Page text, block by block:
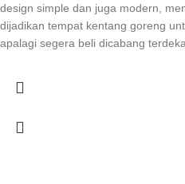
design simple dan juga modern,
dijadikan tempat kentang goreng
apalagi segera beli dicabang